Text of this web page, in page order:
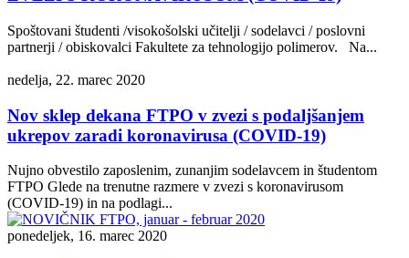
Spoštovani študenti /visokošolski učitelji / sodelavci / poslovni
partnerji / obiskovalci Fakultete za tehnologijo polimerov. Na...
nedelja, 22. marec 2020
Nov sklep dekana FTPO v zvezi s podaljšanjem
ukrepov zaradi koronavirusa (COVID-19)
Nujno obvestilo zaposlenim, zunanjim sodelavcem in študentom
FTPO Glede na trenutne razmere v zvezi s koronavirusom
(COVID-19) in na podlagi...
ponedeljek, 16. marec 2020